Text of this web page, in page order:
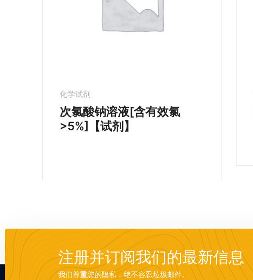
化学试剂
次氯酸钠溶液[含有效氯
>5%]【试剂】
注册并订阅我们的最新信息
我们尊重您的隐私，绝不容忍垃圾邮件。